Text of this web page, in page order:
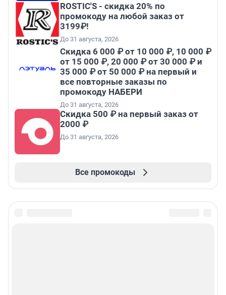
ROSTIC'S - скидка 20% по
промокоду на любой заказ от
3199₽!
До 31 августа, 2026
Скидка 6 000 ₽ от 10 000 ₽, 10 000 ₽
от 15 000 ₽, 20 000 ₽ от 30 000 ₽ и
35 000 ₽ от 50 000 ₽ на первый и
все повторные заказы по
промокоду НАБЕРИ
До 31 августа, 2026
Скидка 500 ₽ на первый заказ от
2000 ₽
До 31 августа, 2026
Все промокоды